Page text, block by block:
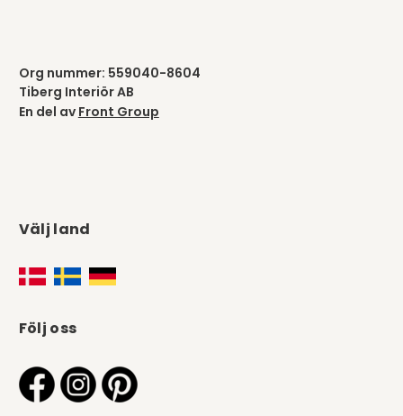
Org nummer: 559040-8604
Tiberg Interiör AB
En del av Front Group
Välj land
Följ oss